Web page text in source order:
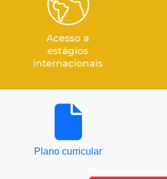
Plano curricular